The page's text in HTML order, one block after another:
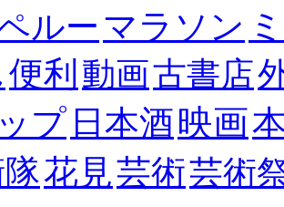
ルー マラソン
便利 動画古書店
プ 日本酒映画
花見芸術芸術